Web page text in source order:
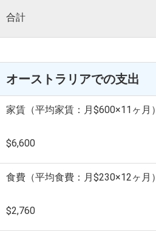
合計
オーストラリアでの支出
家賃（平均家賃：月$600×11ヶ月）
$6,600
食費（平均食費：月$230×12ヶ月）
$2,760